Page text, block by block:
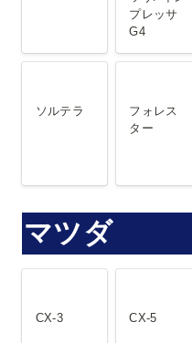
プレッサ
G4
ソルテラ
フォレス
ター
マツダ
CX-3 CX-5